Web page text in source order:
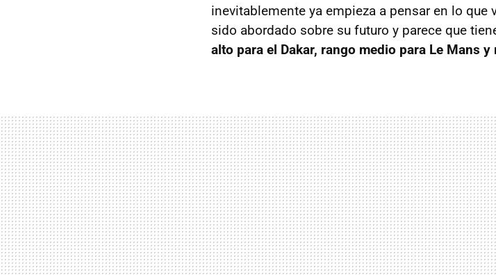
inevitablemente ya empieza a pensar en lo
sido abordado sobre su futuro y parece que
alto para el Dakar, rango medio para Le Mans